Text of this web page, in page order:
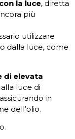
la luce, diretta
più
utilizzare
dalla luce, come
di elevata
luce di
in
dell’olio.